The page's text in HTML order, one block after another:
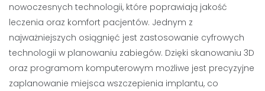
nowoczesnych technologii, które poprawiają jakość
leczenia oraz komfort pacjentów. Jednym z
najważniejszych osiągnięć jest zastosowanie cyfrowych
technologii w planowaniu zabiegów. Dzięki skanowaniu 3D
oraz programom komputerowym możliwe jest precyzyjne
zaplanowanie miejsca wszczepienia implantu, co